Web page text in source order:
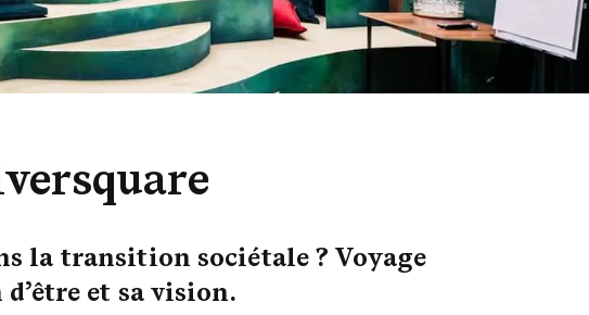
la transition sociétale ? Voyage
et sa vision.